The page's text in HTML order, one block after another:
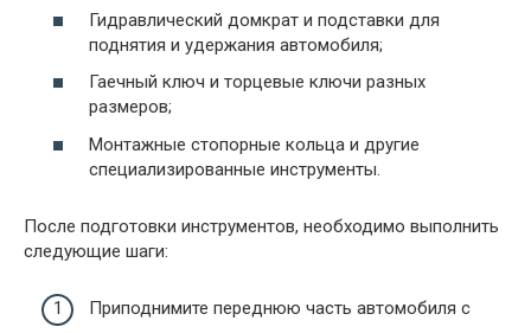
Гидравлический домкрат и подставки для
поднятия и удержания автомобиля;
Гаечный ключ и торцевые ключи разных
размеров;
Монтажные стопорные кольца и другие
специализированные инструменты.
После подготовки инструментов, необходимо выполнить
следующие шаги:
Приподнимите переднюю часть автомобиля с